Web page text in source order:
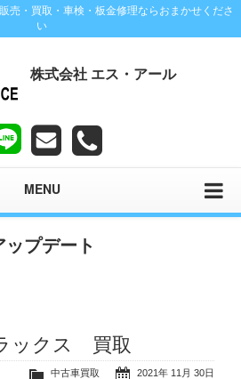
売・買取・車検・板金修理ならおまかせくださ
い
株式会社 エス・アール
MENU
ップデート
ックス 買取
2021年 11月 30日
中古車買取